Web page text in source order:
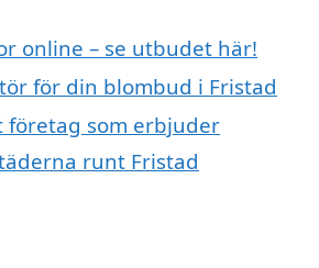
online – se utbudet här!
för din blombud i Fristad
företag som erbjuder
runt Fristad